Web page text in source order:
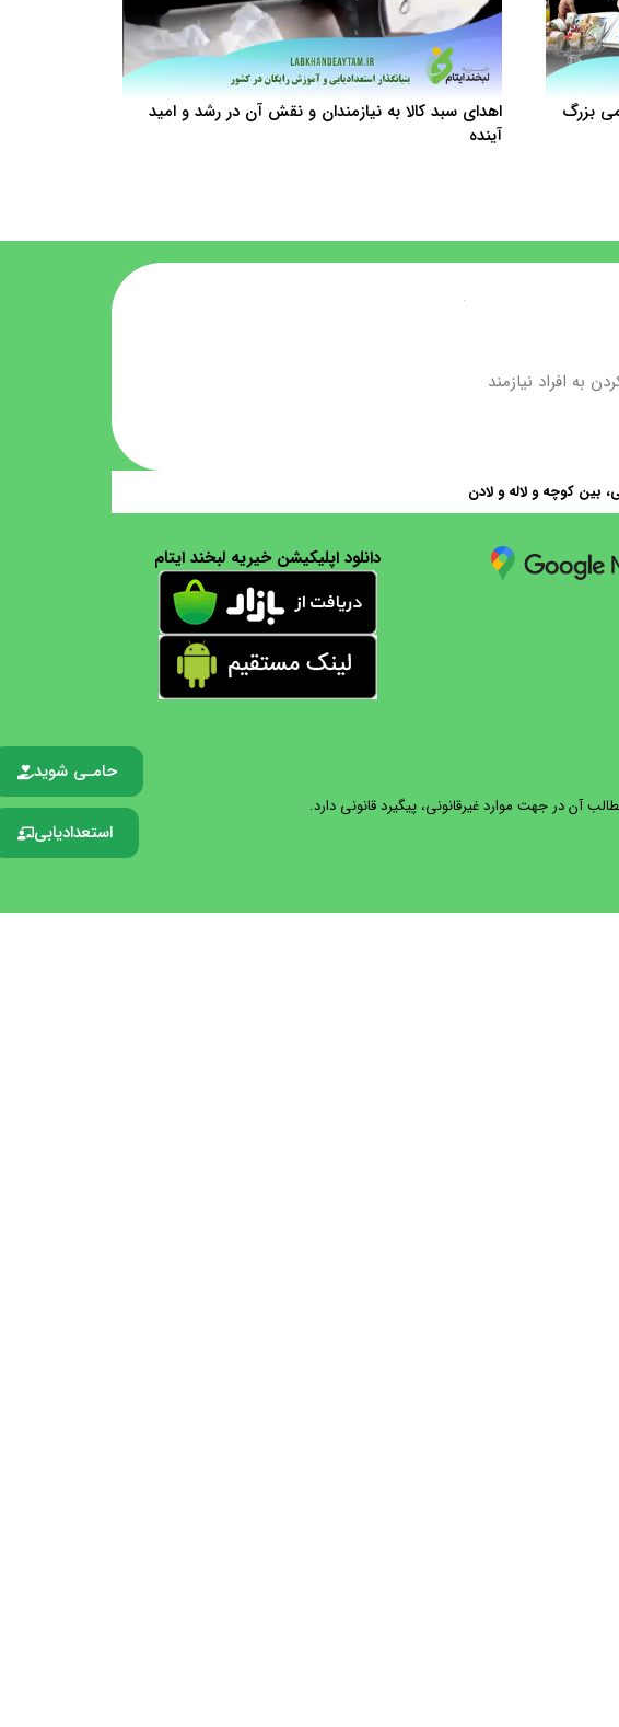
بزرگ
اهدای سبد کالا به نیازمندان و نقش آن در رشد و امید
آینده
به افراد نیازمند
بین کوچه و لاله و لادن
دانلود اپلیکیشن خیریه لبخند ایتام
آن در جهت موارد غیرقانونی، پیگیرد قانونی دارد.
استعدادیابی
حامـی شوید